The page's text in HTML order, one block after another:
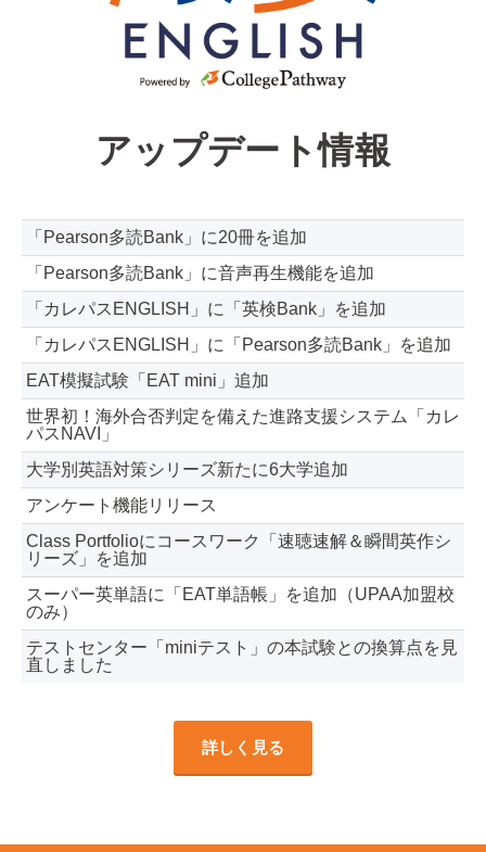
アップデート情報
「Pearson多読Bank」に20冊を追加
「Pearson多読Bank」に音声再生機能を追加
「カレパスENGLISH」に「英検Bank」を追加
「カレパスENGLISH」に「Pearson多読Bank」を追加
EAT模擬試験「EAT mini」追加
世界初！海外合否判定を備えた進路支援システム「カレ
パスNAVI」
大学別英語対策シリーズ新たに6大学追加
アンケート機能リリース
Class Portfolioにコースワーク「速聴速解＆瞬間英作シ
リーズ」を追加
スーパー英単語に「EAT単語帳」を追加（UPAA加盟校
のみ）
テストセンター「miniテスト」の本試験との換算点を見
直しました
詳しく見る